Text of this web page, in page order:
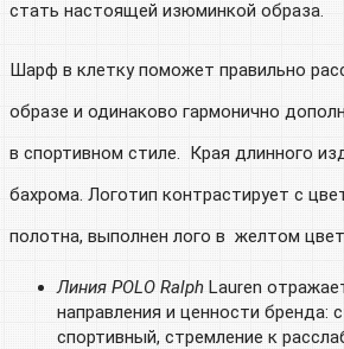
стать настоящей изюминкой образа.
Шарф в клетку поможет правильно
образе и одинаково гармонично
в спортивном стиле. Края длинного
бахрома. Логотип контрастирует с
полотна, выполнен лого в желтом
Линия POLO Ralph Lauren
направления и ценности бренда:
спортивный, стремление к